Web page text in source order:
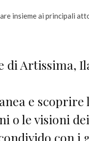
insieme ai principali
di Artissima,
e scoprire
o le visioni
con i